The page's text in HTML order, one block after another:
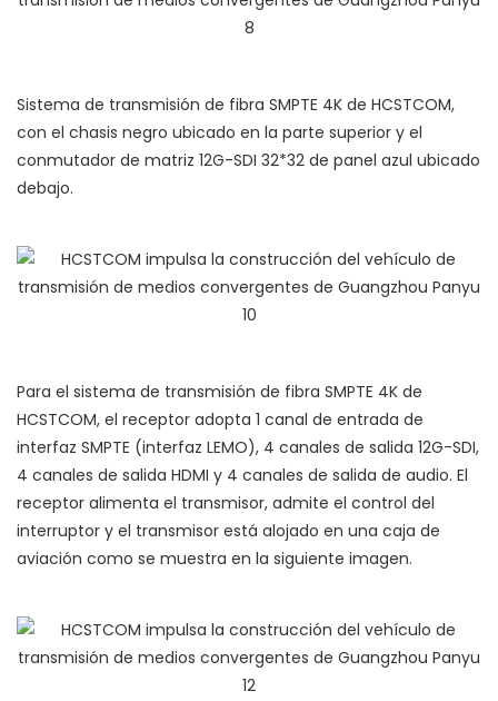
Sistema de transmisión de fibra SMPTE 4K de HCSTCOM,
con el chasis negro ubicado en la parte superior y el
conmutador de matriz 12G-SDI 32*32 de panel azul ubicado
debajo.